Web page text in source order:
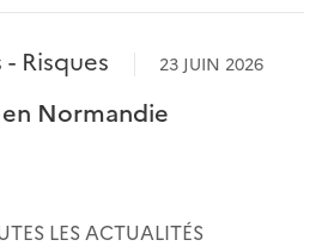
Risques 23 JUIN 2026
Normandie
LES ACTUALITÉS